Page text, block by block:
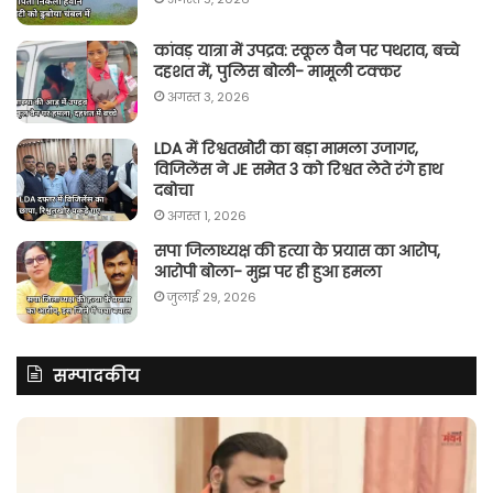
कांवड़ यात्रा में उपद्रव: स्कूल वैन पर पथराव, बच्चे
दहशत में, पुलिस बोली- मामूली टक्कर
अगस्त 3, 2026
LDA में रिश्वतखोरी का बड़ा मामला उजागर,
विजिलेंस ने JE समेत 3 को रिश्वत लेते रंगे हाथ
दबोचा
अगस्त 1, 2026
सपा जिलाध्यक्ष की हत्या के प्रयास का आरोप,
आरोपी बोला- मुझ पर ही हुआ हमला
जुलाई 29, 2026
सम्पादकीय